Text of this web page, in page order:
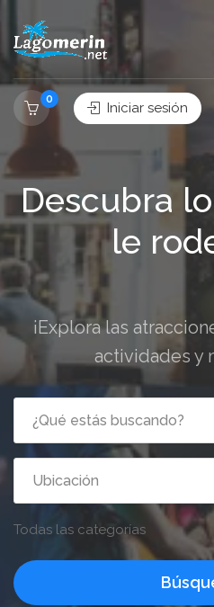
0
Iniciar sesión
Descubra
le
¡Explora las
actividades y
Todas las categorías